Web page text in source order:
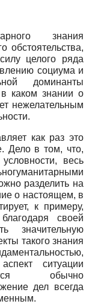
знания
обстоятельства,
целого ряда
социума и
доминанты
каком знании о
нежелательным
как раз это
Дело в том, что,
весь
разде­лить на
о настоящем, в
к примеру,
своей
значительную
та­кого знания
ситуации
обычно
дел всегда